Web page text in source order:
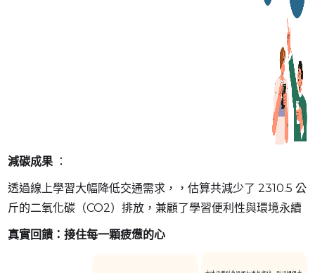
減碳成果 ：
透過線上學習大幅降低交通需求，，估算共減少了 2310.5 公
斤的二氧化碳（CO2）排放，兼顧了學習便利性與環境永續
真實回饋：接住每一顆疲憊的心